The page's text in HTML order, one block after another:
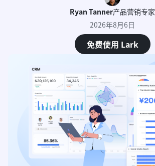
Ryan Tanner产品营销专家
2026年8月6日
免费使用 Lark